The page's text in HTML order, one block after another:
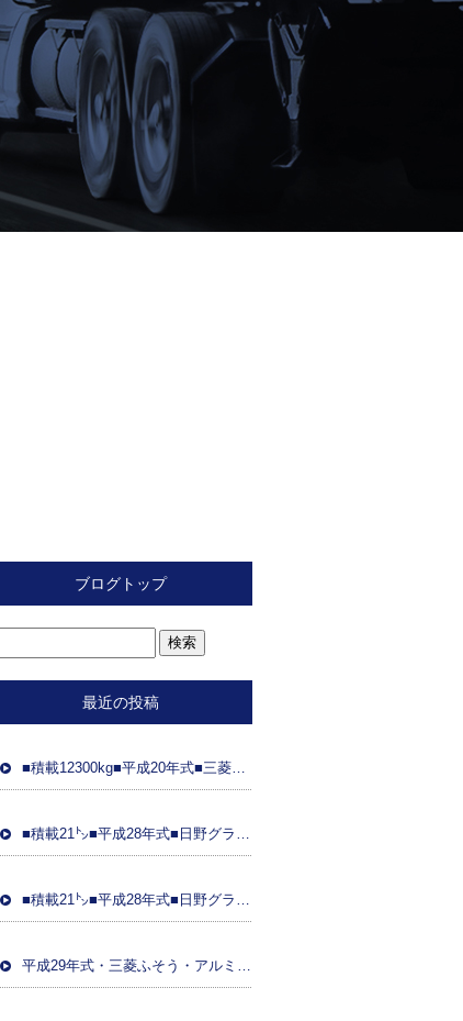
ブログトップ
最近の投稿
■積載12300kg■平成20年式■三菱ふそう■スライド重機運搬車■距離89万㌔■ラジコン■フジタ製ボディ■ 車検令和8年2月26日■国産エンジン
■積載21㌧■平成28年式■日野グラプロ■平成28年式トレーラーダンプセット(コボレーン付)■車検8年3月21日■距離48万㌔■ETC■土砂ダンプ
■積載21㌧■平成28年式■日野グラプ■平成28年式トレーラーダンプセット(コボレーン)■車検8年3月31日■距離95万㌔■ドラレコ■土砂ダンプ
平成29年式・三菱ふそう・アルミウイング(日本トレクス)・マニュアルF7・積載13600kg・距離86万㌔・380馬力・バックカメラ